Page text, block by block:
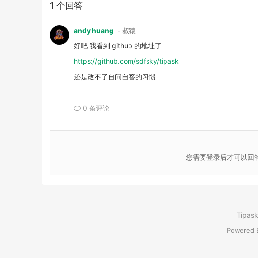
1 个回答
andy huang - 叔猿
好吧 我看到 github 的地址了
https://github.com/sdfsky/tipask
还是改不了自问自答的习惯
0 条评论
您需要登录后才可以回
Powered